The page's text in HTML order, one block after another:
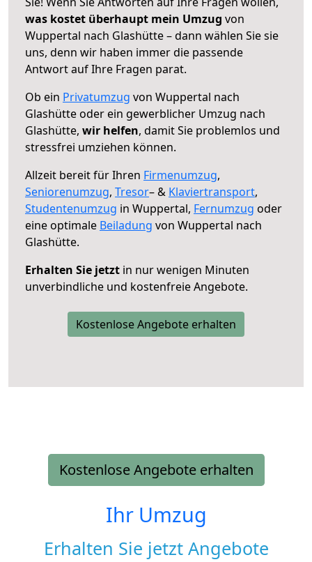
was kostet überhaupt mein Umzug von
Wuppertal nach Glashütte – dann wählen Sie sie
uns, denn wir haben immer die passende
Antwort auf Ihre Fragen parat.
Ob ein Privatumzug von Wuppertal nach
Glashütte oder ein gewerblicher Umzug nach
Glashütte, wir helfen, damit Sie problemlos und
stressfrei umziehen können.
Allzeit bereit für Ihren Firmenumzug,
Seniorenumzug, Tresor– & Klaviertransport,
Studentenumzug in Wuppertal, Fernumzug oder
eine optimale Beiladung von Wuppertal nach
Glashütte.
Erhalten Sie jetzt in nur wenigen Minuten
unverbindliche und kostenfreie Angebote.
Kostenlose Angebote erhalten
Kostenlose Angebote erhalten
Ihr Umzug
Erhalten Sie jetzt Angebote